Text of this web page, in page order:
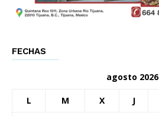
FECHAS
agosto 2026
L M X J